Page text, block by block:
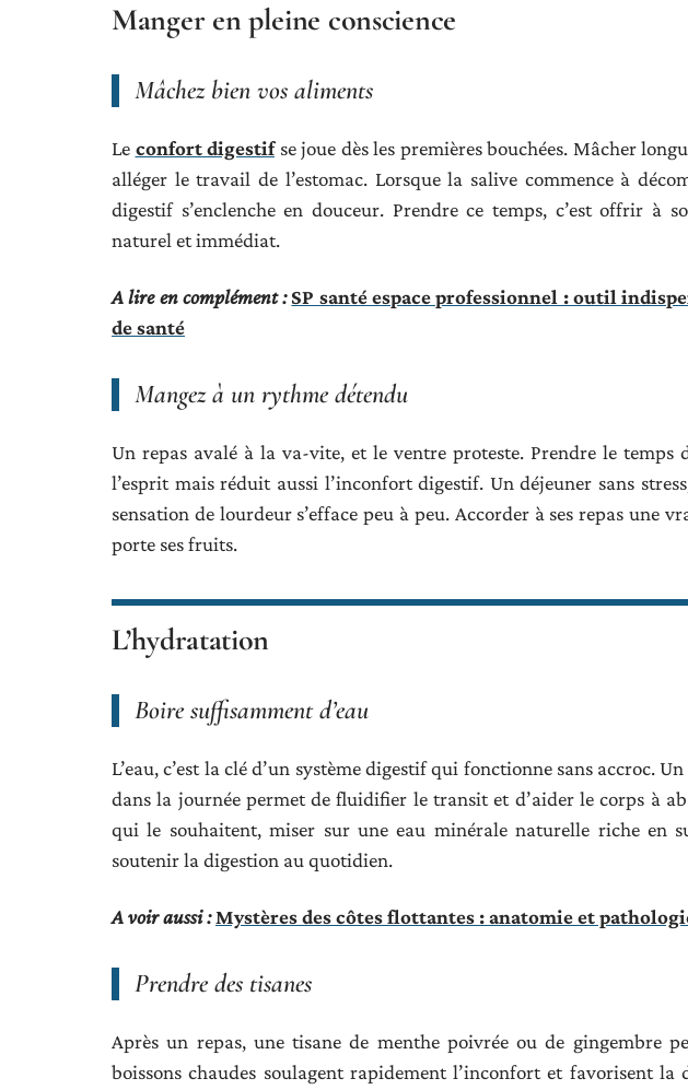
Manger en pleine conscience
Mâchez bien vos aliments
Le confort digestifse joue dès les premières bouchées. Mâcher
alléger le travail de l’estomac. Lorsque la salive commence à
digestif s’enclenche en douceur. Prendre ce temps, c’est offrir à
naturel et immédiat.
A lire en complément : SP santé espace professionnel : outil
de santé
Mangez à un rythme détendu
Un repas avalé à la va-vite, et le ventre proteste. Prendre le temps
l’esprit mais réduit aussi l’inconfort digestif. Un déjeuner sans
sensation de lourdeur s’efface peu à peu. Accorder à ses repas une
porte ses fruits.
L’hydratation
Boire suffisamment d’eau
L’eau, c’est la clé d’un système digestif qui fonctionne sans accroc.
dans la journée permet de fluidifier le transit et d’aider le corps à
qui le souhaitent, miser sur une eau minérale naturelle riche en
soutenir la digestion au quotidien.
A voir aussi :Mystères des côtes flottantes : anatomie et
Prendre des tisanes
Après un repas, une tisane de menthe poivrée ou de gingembre
boissons chaudes soulagent rapidement l’inconfort et favorisent la